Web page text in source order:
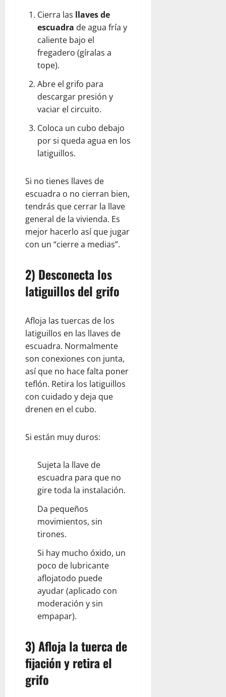
Cierra las llaves de
escuadra de agua fría y
caliente bajo el
fregadero (gíralas a
tope).
Abre el grifo para
descargar presión y
vaciar el circuito.
Coloca un cubo debajo
por si queda agua en los
latiguillos.
Si no tienes llaves de
escuadra o no cierran bien,
tendrás que cerrar la llave
general de la vivienda. Es
mejor hacerlo así que jugar
con un “cierre a medias”.
2) Desconecta los
latiguillos del grifo
Afloja las tuercas de los
latiguillos en las llaves de
escuadra. Normalmente
son conexiones con junta,
así que no hace falta poner
teflón. Retira los latiguillos
con cuidado y deja que
drenen en el cubo.
Si están muy duros:
Sujeta la llave de
escuadra para que no
gire toda la instalación.
Da pequeños
movimientos, sin
tirones.
Si hay mucho óxido, un
poco de lubricante
aflojatodo puede
ayudar (aplicado con
moderación y sin
empapar).
3) Afloja la tuerca de
fijación y retira el
grifo